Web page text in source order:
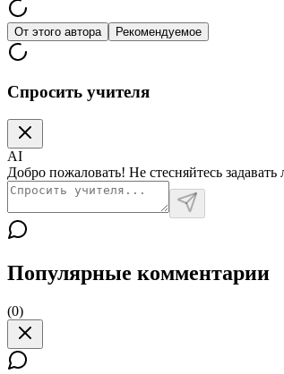
От этого автора Рекомендуемое
Спросить учителя
AI
Добро пожаловать! Не стесняйтесь
Популярные комментарии
(0)